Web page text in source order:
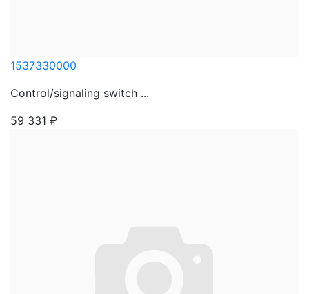
1537330000
Control/signaling switch ...
59 331 ₽